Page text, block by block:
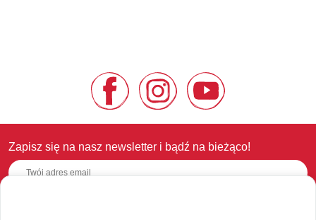
Zapisz się na nasz newsletter i bądź na bieżąco!